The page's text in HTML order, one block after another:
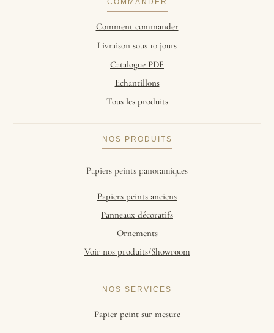
COMMANDER
Comment commander
Livraison sous 10 jours
Catalogue PDF
Echantillons
Tous les produits
NOS PRODUITS
Papiers peints panoramiques
Papiers peints anciens
Panneaux décoratifs
Ornements
Voir nos produits/Showroom
NOS SERVICES
Papier peint sur mesure